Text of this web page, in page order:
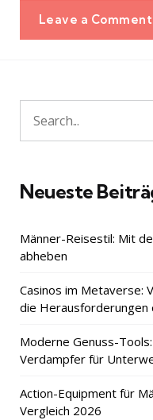
Leave a Comment
Search
for:
Neueste
Männer-Reisestil: Mit
abheben
Casinos im Metaverse:
die Herausforderungen
Moderne Genuss-
Verdampfer für
Action-Equipment für
Vergleich 2026